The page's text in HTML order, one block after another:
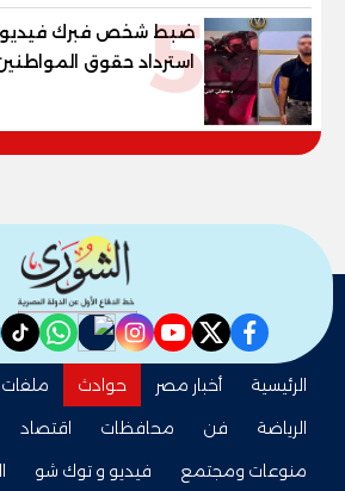
5
ضبط شخص فبرك
استرداد حقوق
facebook
twitter
youtube
instagram
nabd
الرئيسية أخبار مصر حوادث
الرياضة
فن محافظات اقتصاد
منوعات ومجتمع
فيديو و توك شو